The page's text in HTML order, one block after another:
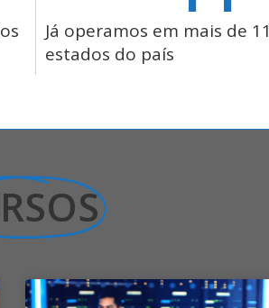
Já operamos em mais de 11
estados do país